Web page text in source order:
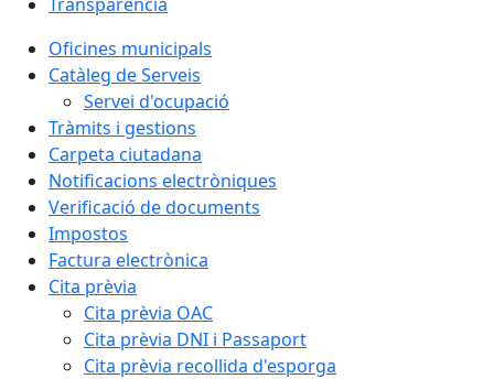
Oficines municipals
Catàleg de Serveis
Servei d'ocupació
Tràmits i gestions
Carpeta ciutadana
Notificacions electròniques
Verificació de documents
Impostos
Factura electrònica
Cita prèvia
Cita prèvia OAC
Cita prèvia DNI i Passaport
Cita prèvia recollida d'esporga